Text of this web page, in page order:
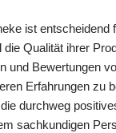
ist entscheidend
Qualität ihrer
und Bewertungen
Erfahrungen zu
durchweg
sachkundigen